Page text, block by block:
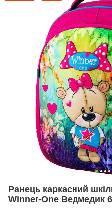
Ранець каркасний
Winner-One Ведмедик